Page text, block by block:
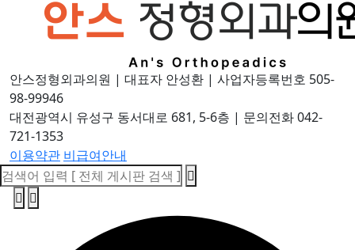
안스정형외과의원 | 대표자 안성환 | 사업자등록번호 505-
98-99946
대전광역시 유성구 동서대로 681, 5-6층 | 문의전화 042-
721-1353
이용약관 비급여안내